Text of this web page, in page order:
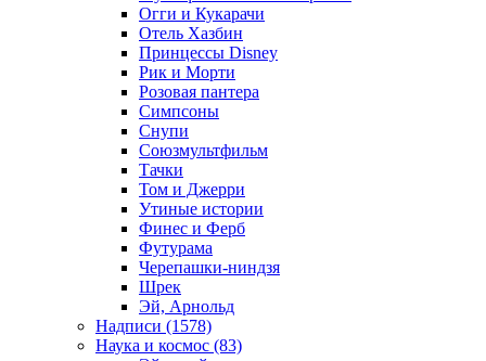
Огги и Кукарачи
Отель Хазбин
Принцессы Disney
Рик и Морти
Розовая пантера
Симпсоны
Снупи
Союзмультфильм
Тачки
Том и Джерри
Утиные истории
Финес и Ферб
Футурама
Черепашки-ниндзя
Шрек
Эй, Арнольд
Надписи (1578)
Наука и космос (83)